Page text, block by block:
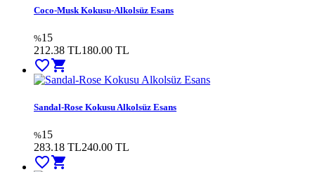
Coco-Musk Kokusu-Alkolsüz Esans
%15
212.38 TL180.00 TL
favorite_bordershopping_cart
Sandal-Rose Kokusu Alkolsüz Esans
%15
283.18 TL240.00 TL
favorite_border shopping_cart